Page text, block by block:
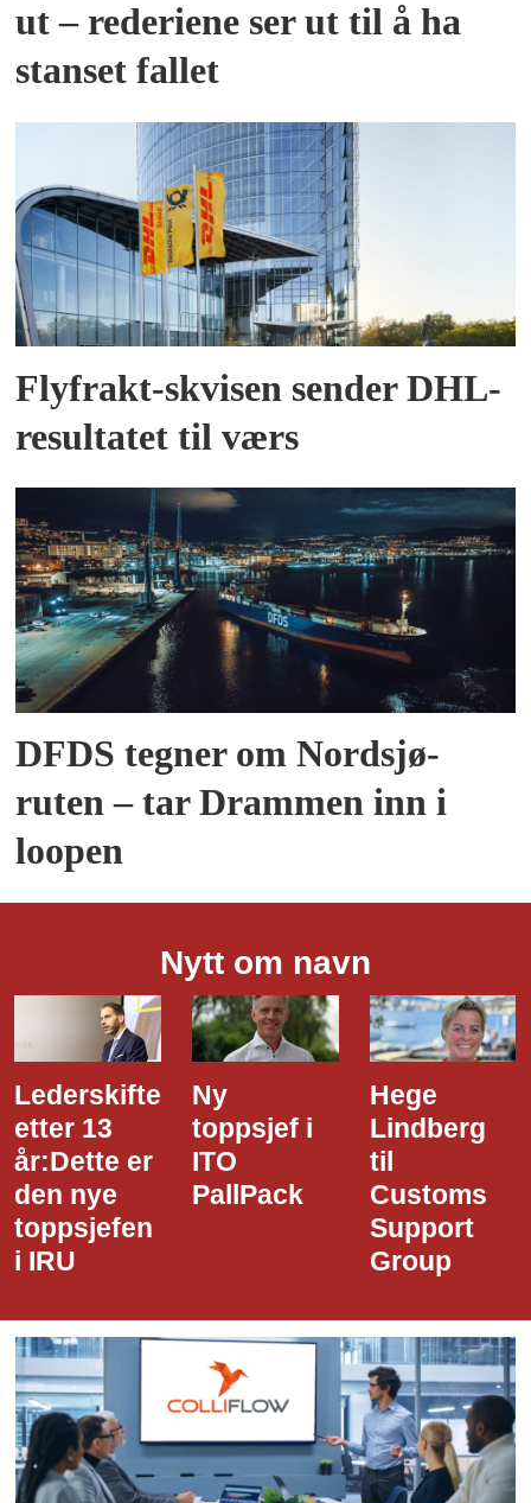
ut – rederiene ser ut til å ha
stanset fallet
Flyfrakt-skvisen sender DHL-
resultatet til værs
DFDS tegner om Nordsjø-
ruten – tar Drammen inn i
loopen
Nytt om navn
Ny
toppsjef i
ITO
PallPack
Hege
Lindberg
til
Customs
Dette er
den nye
i Narvik
Havn